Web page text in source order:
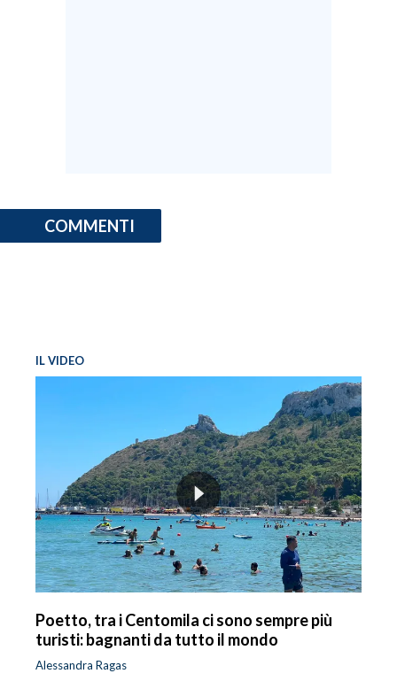
COMMENTI
IL VIDEO
Poetto, tra i Centomila ci sono sempre più
turisti: bagnanti da tutto il mondo
Alessandra Ragas